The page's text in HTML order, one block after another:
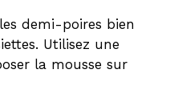
demi-poires bien
Utilisez une
la mousse sur